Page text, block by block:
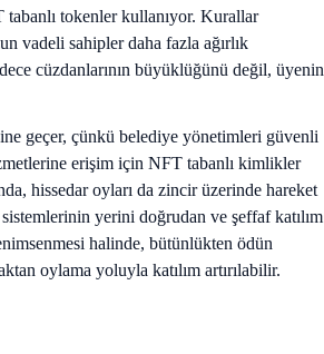
tokenler kullanıyor. Kurallar
vadeli sahipler daha fazla ağırlık
cüzdanlarının büyüklüğünü değil, üyenin
geçer, çünkü belediye yönetimleri güvenli
erişim için NFT tabanlı kimlikler
hissedar oyları da zincir üzerinde hareket
yerini doğrudan ve şeffaf katılım
halinde, bütünlükten ödün
oylama yoluyla katılım artırılabilir.